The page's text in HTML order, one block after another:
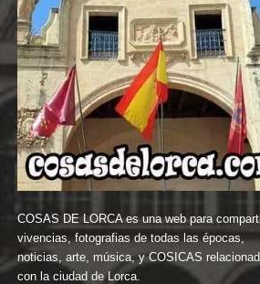
COSAS DE LORCA es una web para
vivencias, fotografias de todas las épocas,
noticias, arte, música, y COSICAS
con la ciudad de Lorca.